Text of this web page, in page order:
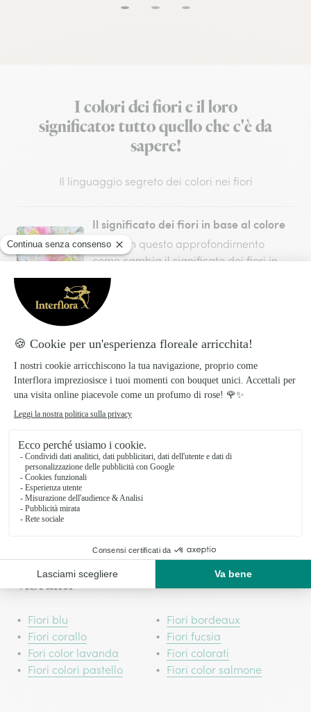
I colori dei fiori e il loro
significato: tutto quello che c'è da
sapere!
Il linguaggio segreto dei colori nei fiori
Il significato dei fiori in base al colore
Scopri in questo approfondimento
come cambia il significato dei fiori in
base al loro colore. Affidati ai nostri
consigli per non sbagliare.
Scopri qual'è il significato di ogni fiore e
arricchisci il tuo gesto con un valore
simbolico grazie al linguaggio dei fiori
Significato dei fiori per i defunti in
Vediamo insieme qual è il significato
dei fiori per i defunti in base al colore.
occasione importante
Fiori magenta da regalare per dettagli
vibranti
Fiori blu
Fiori bordeaux
Fiori corallo
Fiori fucsia
Fori color lavanda
Fiori colorati
Fiori colori pastello
Fiori color salmone